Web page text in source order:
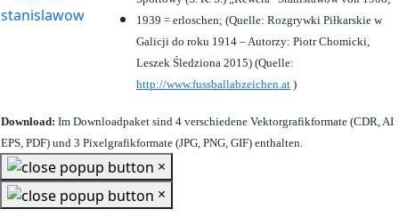
1939 = erloschen; (Quelle: Rozgrywki Piłkarskie w
Galicji do roku 1914 – Autorzy: Piotr Chomicki,
Leszek Śledziona 2015) (Quelle:
http://www.fussballabzeichen.at )
Download: Im Downloadpaket sind 4 verschiedene Vektorgrafikformate (CDR, AI
EPS, PDF) und 3 Pixelgrafikformate (JPG, PNG, GIF) enthalten.
×
×